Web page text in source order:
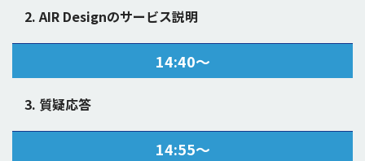
2. AIR Designのサービス説明
14:40〜
3. 質疑応答
14:55〜